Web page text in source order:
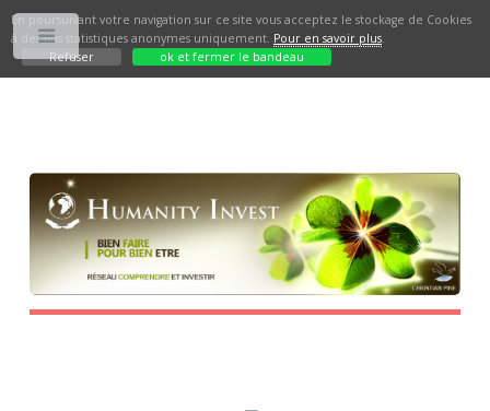
En poursuivant votre navigation sur ce site vous acceptez le stockage de Cookies
à des fins statistiques anonymes uniquement. Pour en savoir plus.
Refuser
ok et fermer le bandeau
Toggle